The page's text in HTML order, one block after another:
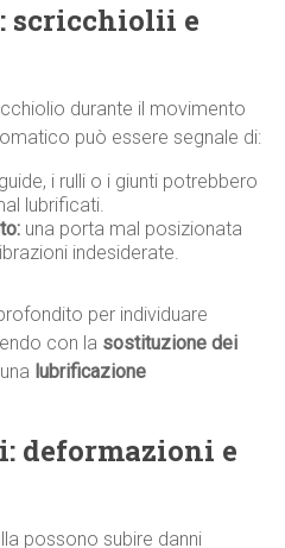
scricchiolii e
durante il movimento
può essere segnale di:
i rulli o i giunti potrebbero
lubrificati.
una porta mal posizionata
indesiderate.
per individuare
con la sostituzione dei
lubrificazione
deformazioni e
possono subire danni